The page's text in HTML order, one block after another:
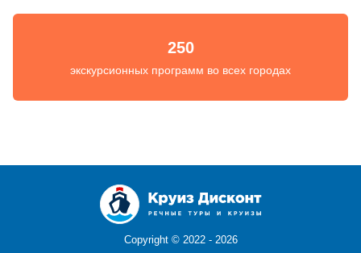
250
экскурсионных программ во всех городах
Copyright © 2022 - 2026